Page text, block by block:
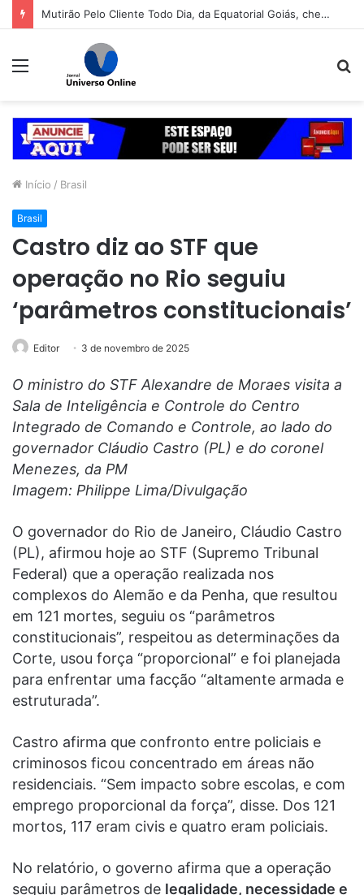
Mutirão Pelo Cliente Todo Dia, da Equatorial Goiás, chega a Goiânia na próxima segunda-feira (10)
Menu
Início / Brasil
Brasil
Castro diz ao STF que
operação no Rio seguiu
‘parâmetros constitucionais’
Editor 3 de novembro de 2025
O ministro do STF Alexandre de Moraes visita a
Sala de Inteligência e Controle do Centro
Integrado de Comando e Controle, ao lado do
governador Cláudio Castro (PL) e do coronel
Menezes, da PM
Imagem: Philippe Lima/Divulgação
O governador do Rio de Janeiro, Cláudio Castro
(PL), afirmou hoje ao STF (Supremo Tribunal
Federal) que a operação realizada nos
complexos do Alemão e da Penha, que resultou
em 121 mortes, seguiu os “parâmetros
constitucionais”, respeitou as determinações da
Corte, usou força “proporcional” e foi planejada
para enfrentar uma facção “altamente armada e
estruturada”.
Castro afirma que confronto entre policiais e
criminosos ficou concentrado em áreas não
residenciais. “Sem impacto sobre escolas, e com
emprego proporcional da força”, disse. Dos 121
mortos, 117 eram civis e quatro eram policiais.
No relatório, o governo afirma que a operação
seguiu parâmetros de legalidade, necessidade e